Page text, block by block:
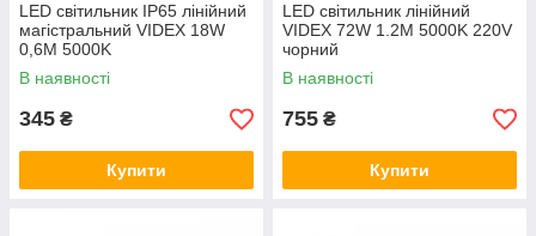
LED світильник IP65 лінійний
магістральний VIDEX 18W
0,6М 5000K
В наявності
345 ₴
Купити
LED світильник лінійний
VIDEX 72W 1.2М 5000K 220V
чорний
В наявності
755 ₴
Купити